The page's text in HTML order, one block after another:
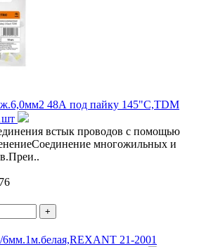
48А под пайку 145"С,TDM
встык проводов с помощью
многожильных и
+